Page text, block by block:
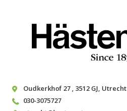
Oudkerkhof 27 , 3512 GJ, Utrecht
030-3075727